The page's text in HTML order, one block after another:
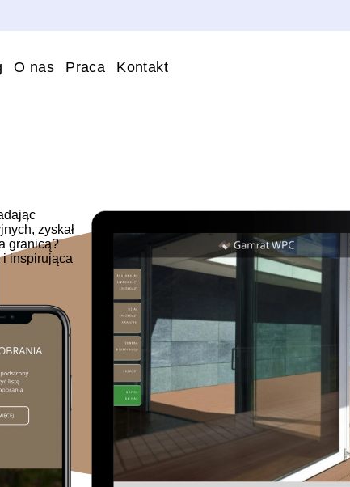
O nas Praca Kontakt
zyskał
granicą?
i inspirująca